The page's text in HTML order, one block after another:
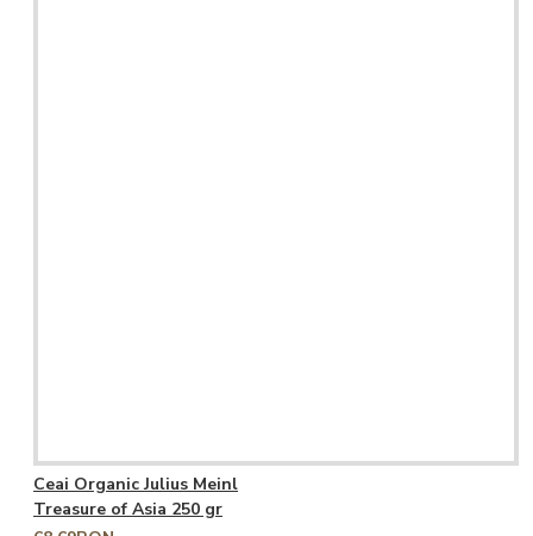
Ceai Organic Julius Meinl
Treasure of Asia 250 gr